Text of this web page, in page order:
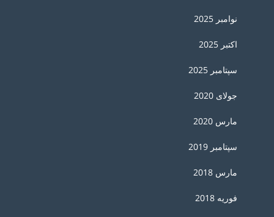
نوامبر 2025
اکتبر 2025
سپتامبر 2025
جولای 2020
مارس 2020
سپتامبر 2019
مارس 2018
فوریه 2018